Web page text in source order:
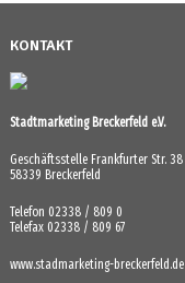
KONTAKT
Stadtmarketing Breckerfeld e.V.
Geschäftsstelle Frankfurter Str. 38
58339 Breckerfeld
Telefon 02338 / 809 0
Telefax 02338 / 809 67
www.stadmarketing-breckerfeld.de